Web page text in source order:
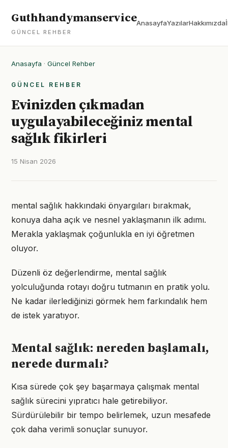
Guthhandymanservice
GÜNCEL REHBER
AnasayfaYazılarHakkımızda
Anasayfa · Güncel Rehber
GÜNCEL REHBER
Evinizden çıkmadan
uygulayabileceğiniz mental
sağlık fikirleri
15 Nisan 2026
mental sağlık hakkındaki önyargıları bırakmak,
konuya daha açık ve nesnel yaklaşmanın ilk adımı.
Merakla yaklaşmak çoğunlukla en iyi öğretmen
oluyor.
Düzenli öz değerlendirme, mental sağlık
yolculuğunda rotayı doğru tutmanın en pratik yolu.
Ne kadar ilerlediğinizi görmek hem farkındalık hem
de istek yaratıyor.
Mental sağlık: nereden başlamalı,
nerede durmalı?
Kısa sürede çok şey başarmaya çalışmak mental
sağlık sürecini yıpratıcı hale getirebiliyor.
Sürdürülebilir bir tempo belirlemek, uzun mesafede
çok daha verimli sonuçlar sunuyor.